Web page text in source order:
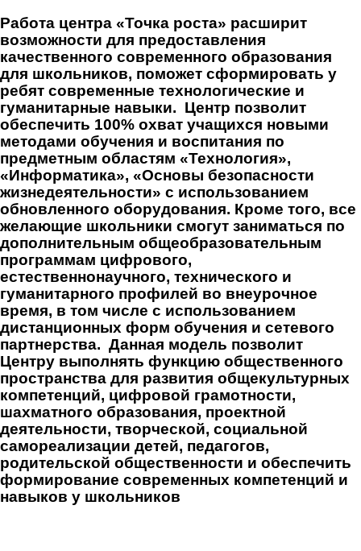
Работа центра «Точка роста» расширит
возможности для предоставления
качественного современного образования
для школьников, поможет сформировать у
ребят современные технологические и
гуманитарные навыки. Центр позволит
обеспечить 100% охват учащихся новыми
методами обучения и воспитания по
предметным областям «Технология»,
«Информатика», «Основы безопасности
жизнедеятельности» с использованием
обновленного оборудования. Кроме того, все
желающие школьники смогут заниматься по
дополнительным общеобразовательным
программам цифрового,
естественнонаучного, технического и
гуманитарного профилей во внеурочное
время, в том числе с использованием
дистанционных форм обучения и сетевого
партнерства. Данная модель позволит
Центру выполнять функцию общественного
пространства для развития общекультурных
компетенций, цифровой грамотности,
шахматного образования, проектной
деятельности, творческой, социальной
самореализации детей, педагогов,
родительской общественности и обеспечить
формирование современных компетенций и
навыков у школьников